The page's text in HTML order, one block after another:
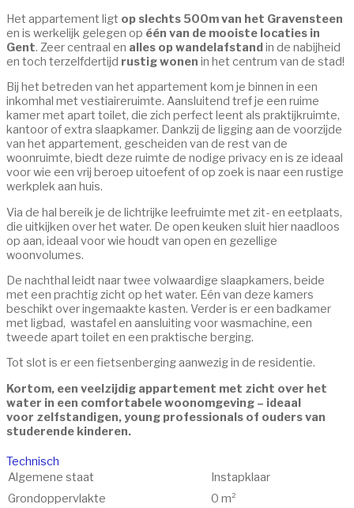
Het appartement ligt op slechts 500m van het Gravensteen
en is werkelijk gelegen op één van de mooiste locaties in
Gent. Zeer centraal en alles op wandelafstandin de nabijheid
en toch terzelfdertijd rustig wonen in het centrum van de stad!
Bij het betreden van het appartement kom je binnen in een
inkomhal met vestiaireruimte. Aansluitend tref je een ruime
kamer met apart toilet, die zich perfect leent als praktijkruimte,
kantoor of extra slaapkamer. Dankzij de ligging aan de voorzijde
van het appartement, gescheiden van de rest van de
woonruimte, biedt deze ruimte de nodige privacy en is ze ideaal
voor wie een vrij beroep uitoefent of op zoek is naar een rustige
werkplek aan huis.
Via de hal bereik je de lichtrijke leefruimte met zit- en eetplaats,
die uitkijken over het water. De open keuken sluit hier naadloos
op aan, ideaal voor wie houdt van open en gezellige
woonvolumes.
De nachthal leidt naar twee volwaardige slaapkamers, beide
met een prachtig zicht op het water. Eén van deze kamers
beschikt over ingemaakte kasten. Verder is er een badkamer
met ligbad, wastafel en aansluiting voor wasmachine, een
tweede apart toilet en een praktische berging.
Tot slot is er een fietsenberging aanwezig in de residentie.
Kortom, een veelzijdig appartement met zicht over het
water in een comfortabele woonomgeving – ideaal
voor zelfstandigen, young professionals of ouders van
studerende kinderen.
Technisch
Algemene staat
Instapklaar
Grondoppervlakte
0 m²